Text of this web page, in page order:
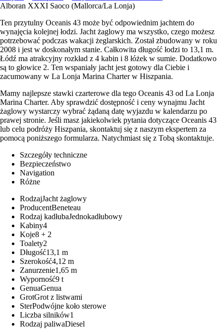
Alboran XXXI Saoco (Mallorca/La Lonja)
Ten przytulny Oceanis 43 może być odpowiednim jachtem do
wynajęcia kolejnej łodzi. Jacht żaglowy ma wszystko, czego możesz
potrzebować podczas wakacji żeglarskich. Został zbudowany w roku
2008 i jest w doskonałym stanie. Całkowita długość łodzi to 13,1 m.
Łódź ma atrakcyjny rozkład z 4 kabin i 8 łóżek w sumie. Dodatkowo
są to głowice 2. Ten wspaniały jacht jest gotowy dla Ciebie i
zacumowany w La Lonja Marina Charter w Hiszpania.
Mamy najlepsze stawki czarterowe dla tego Oceanis 43 od La Lonja
Marina Charter. Aby sprawdzić dostępność i ceny wynajmu Jacht
żaglowy wystarczy wybrać żądaną datę wyjazdu w kalendarzu po
prawej stronie. Jeśli masz jakiekolwiek pytania dotyczące Oceanis 43
lub celu podróży Hiszpania, skontaktuj się z naszym ekspertem za
pomocą poniższego formularza. Natychmiast się z Tobą skontaktuje.
Szczegóły techniczne
Bezpieczeństwo
Navigation
Różne
RodzajJacht żaglowy
ProducentBeneteau
Rodzaj kadłubaJednokadłubowy
Kabiny4
Koje8 + 2
Toalety2
Długość13,1 m
Szerokość4,12 m
Zanurzenie1,65 m
Wyporność9 t
GenuaGenua
GrotGrot z listwami
SterPodwójne koło sterowe
Liczba silników1
Rodzaj paliwaDiesel